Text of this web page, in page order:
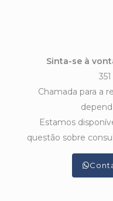
Sinta-se à
Chamada para a
Estamos
questão sobre